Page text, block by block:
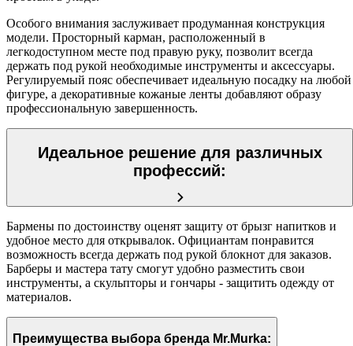
Особого внимания заслуживает продуманная конструкция
модели. Просторный карман, расположенный в
легкодоступном месте под правую руку, позволит всегда
держать под рукой необходимые инструменты и аксессуары.
Регулируемый пояс обеспечивает идеальную посадку на любой
фигуре, а декоративные кожаные ленты добавляют образу
профессиональную завершенность.
Идеальное решение для различных
профессий:
Бармены по достоинству оценят защиту от брызг напитков и
удобное место для открывалок. Официантам понравится
возможность всегда держать под рукой блокнот для заказов.
Барберы и мастера тату смогут удобно разместить свои
инструменты, а скульпторы и гончары - защитить одежду от
материалов.
Преимущества выбора бренда Mr.Murka: